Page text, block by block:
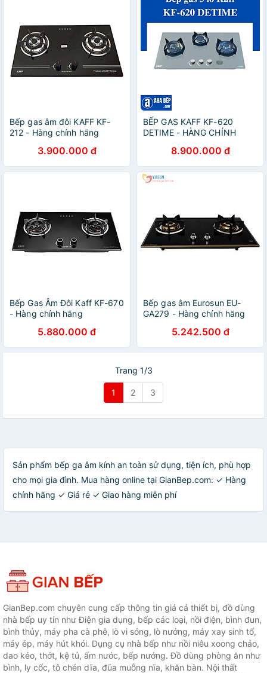
Bếp gas âm đôi KAFF KF-
212 - Hàng chính hãng
3.900.000 đ
BẾP GAS KAFF KF-620
DETIME - HÀNG CHÍNH
8.900.000 đ
Bếp Gas Âm Đôi Kaff KF-670
- Hàng chính hãng
5.880.000 đ
Bếp gas âm Eurosun EU-
GA279 - Hàng chính hãng
5.242.500 đ
Trang 1/3
1 2 3
Sản phẩm bếp ga âm kính an toàn sử dụng, tiện ích, phù hợp
cho mọi gia đình. Mua hàng online tại GianBep.com: ✓ Hàng
chính hãng ✓ Giá rẻ ✓ Giao hàng miễn phí
GianBep.com chuyên cung cấp thông tin giá cả thiết bị, đồ dùng
nhà bếp uy tín như Điện gia dụng, bếp các loại, nồi điện, bình đun,
bình thủy, máy pha cà phê, lò vi sóng, lò nướng, máy xay sinh tố,
máy ép, máy hút khói. Dụng cụ nhà bếp như nồi niêu xoong chảo,
dao kéo, thớt, kệ tủ, ấm nước, bếp nướng. Đồ dùng phòng ăn như
bình, ly cốc, tô chén dĩa, đũa muỗng nĩa, khăn bàn. Nội thất